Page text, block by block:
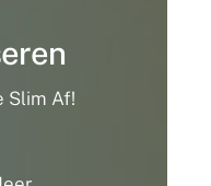
Slim Af!